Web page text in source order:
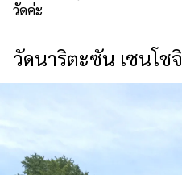
วัดค่ะ
วัดนาริตะซัน เซนโชจิ